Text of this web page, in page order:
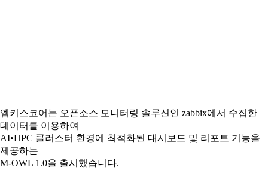
엠키스코어는 오픈소스 모니터링 솔루션인 zabbix에서 수집한
데이터를 이용하여
AI•HPC 클러스터 환경에 최적화된 대시보드 및 리포트 기능을
제공하는
M-OWL 1.0을 출시했습니다.